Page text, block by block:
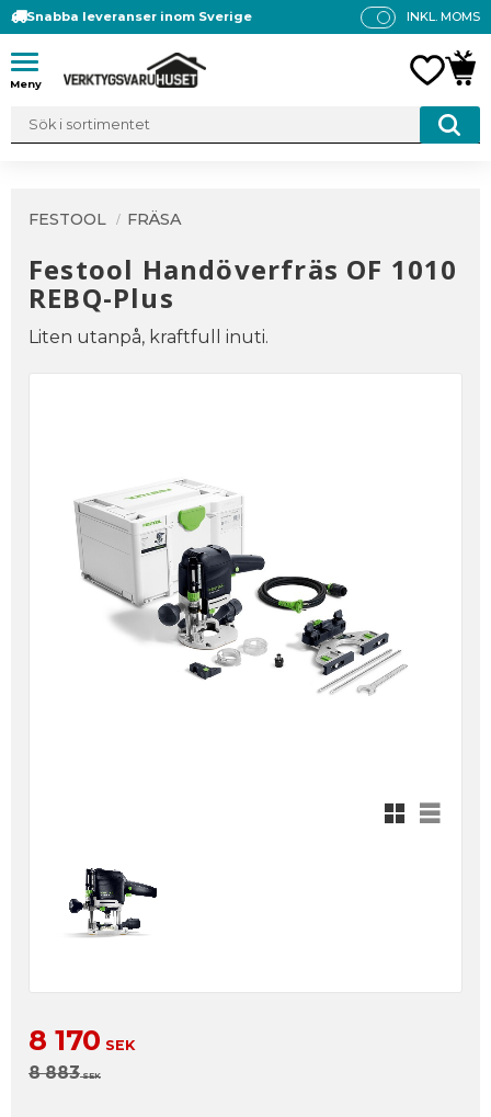
Meny
Snabba leveranser inom Sverige
P
INKL. MOMS
FESTOOL FRÄSA
Festool Handöverfräs OF 1010
REBQ-Plus
Liten utanpå, kraftfull inuti.
Rutnätsvy
Listvy
Nedsatt pris:
8 170 SEK
Ordinarie pris:
8 883SEK